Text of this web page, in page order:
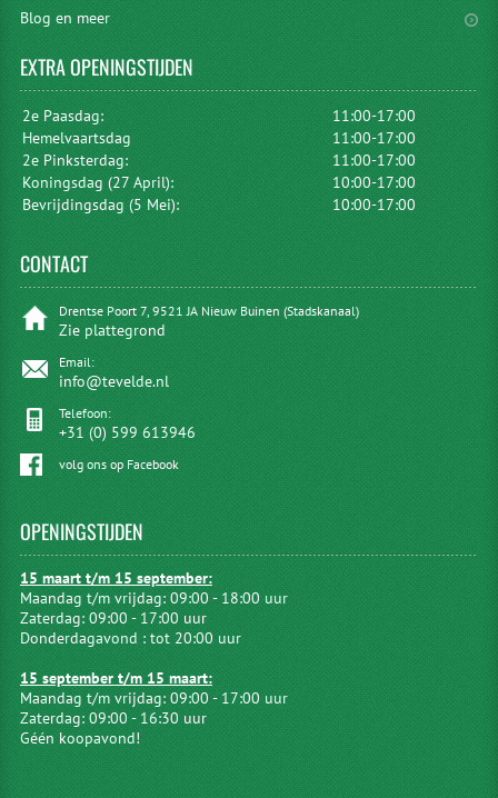
Blog en meer
EXTRAOPENINGSTIJDEN
2e Paasdag:
11:00-17:00
Hemelvaartsdag
11:00-17:00
2e Pinksterdag:
11:00-17:00
Koningsdag (27 April):
10:00-17:00
Bevrijdingsdag (5 Mei):
10:00-17:00
CONTACT
Drentse Poort 7, 9521 JA Nieuw Buinen (Stadskanaal)
Zie plattegrond
Email:
info@tevelde.nl
Telefoon:
+31 (0) 599 613946
volg ons op Facebook
OPENINGSTIJDEN
15 maart t/m 15 september:
Maandag t/m vrijdag: 09:00 - 18:00 uur
Zaterdag: 09:00 - 17:00 uur
Donderdagavond : tot 20:00 uur
15 september t/m 15 maart:
Maandag t/m vrijdag: 09:00 - 17:00 uur
Zaterdag: 09:00 - 16:30 uur
Géén koopavond!